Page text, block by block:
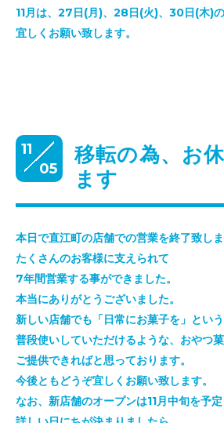
11月は、27日(月)、28日(火)、30日(木)の
宜しくお願い致します。
11
05
移転の為、お
ます
本日で直江町の店舗での営業を終了致しま
たくさんのお客様に支えられて
7年間営業する事ができました。
本当にありがとうございました。
新しい店舗でも「日常にお菓子を」という
普段使いしていただけるような、おやつ
ご提供できればと思っております。
今後ともどうぞ宜しくお願い致します。
なお、新店舗のオープンは11月中旬を予定